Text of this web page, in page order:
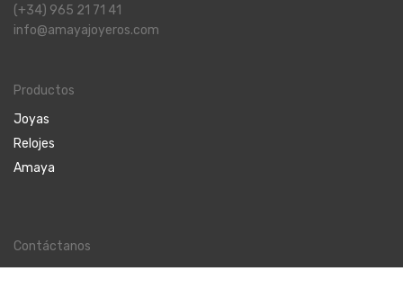
(+34) 965 21 71 41
info@amayajoyeros.com
Productos
Joyas
Relojes
Amaya
Contáctanos